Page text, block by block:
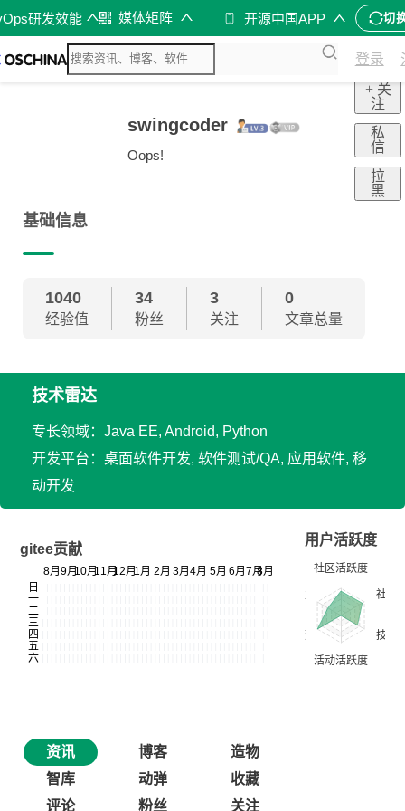
研发效能 媒体矩阵 开源中国APP 切
登录
swingcoder
Oops!
+ 关
注
私
信
拉
黑
基础信息
1040
经验值
34
粉丝
3
关注
0
文章总量
技术雷达
专长领域：Java EE, Android, Python
开发平台：桌面软件开发, 软件测试/QA, 应用软件, 移
动开发
gitee贡献
用户活跃度
资讯 博客
造物
智库
动弹
收藏
评论
粉丝 关注